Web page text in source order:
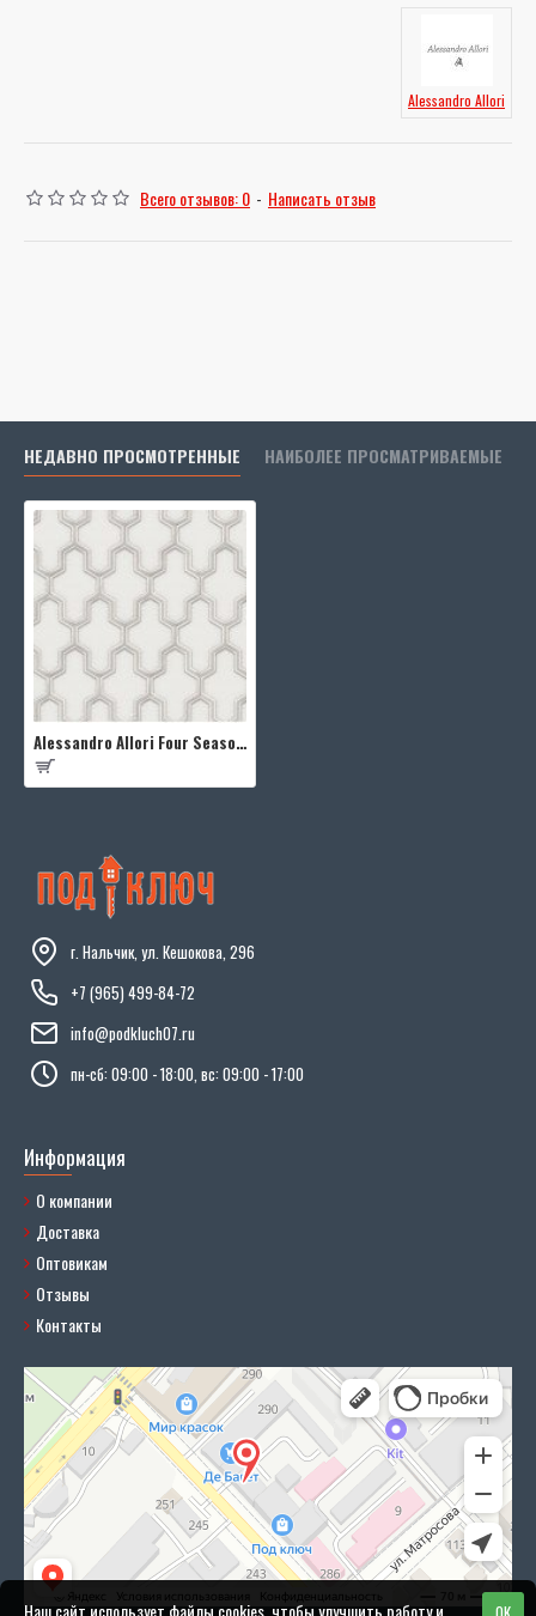
Alessandro Allori
Всего отзывов: 0 - Написать отзыв
НЕДАВНО ПРОСМОТРЕННЫЕ НАИБОЛЕЕ ПРОСМАТРИВАЕМЫЕ
Alessandro Allori Four Seasons RST1603-1
г. Нальчик, ул. Кешокова, 296
+7 (965) 499-84-72
info@podkluch07.ru
пн-сб: 09:00 - 18:00, вс: 09:00 - 17:00
Информация
О компании
Доставка
Оптовикам
Отзывы
Контакты
Наш сайт использует файлы cookies, чтобы улучшить работу и